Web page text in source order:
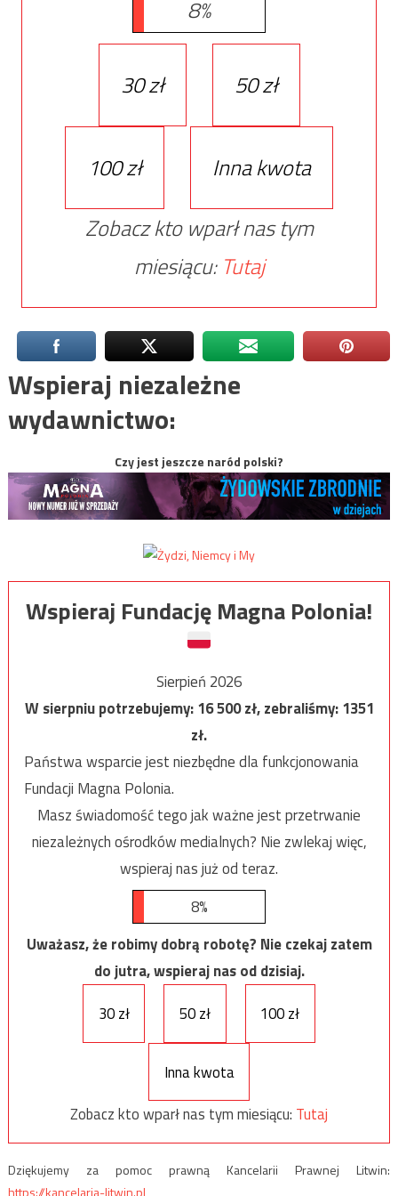
8%
30 zł 50 zł
100 zł
Inna kwota
Zobacz kto wparł nas tym
miesiącu: Tutaj
Wspieraj niezależne
wydawnictwo:
Czy jest jeszcze naród polski?
Wspieraj Fundację Magna Polonia!
Sierpień 2026
W sierpniu potrzebujemy:16 500zł, zebraliśmy:1351
zł.
Państwa wsparcie jest niezbędne dla funkcjonowania
Fundacji Magna Polonia.
Masz świadomość tego jak ważne jest przetrwanie
niezależnych ośrodków medialnych? Nie zwlekaj więc,
wspieraj nas już od teraz.
8%
Uważasz, że robimy dobrą robotę? Nie czekaj zatem
do jutra, wspieraj nas od dzisiaj.
30 zł
50 zł 100 zł
Inna kwota
Zobacz kto wparł nas tym miesiącu: Tutaj
Dziękujemy za pomoc prawną Kancelarii Prawnej Litwin:
https://kancelaria-litwin.pl